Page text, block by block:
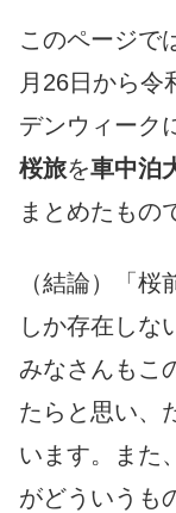
このページで
月26日から令
デンウィーク
桜旅を車中泊
まとめたもの
（結論）「
しか存在しな
みなさんもこ
たらと思い、
います。また
がどういうも